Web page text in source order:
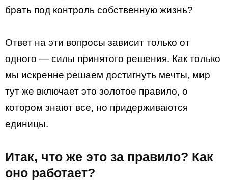
брать под контроль собственную жизнь?
Ответ на эти вопросы зависит только от
одного — силы принятого решения. Как только
мы искренне решаем достигнуть мечты, мир
тут же включает это золотое правило, о
котором знают все, но придерживаются
единицы.
Итак, что же это за правило? Как
оно работает?